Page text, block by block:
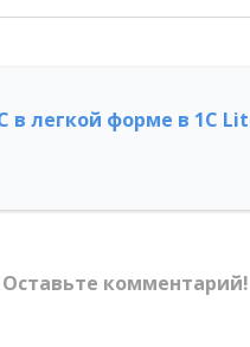
в легкой форме в 1С
комментарий!